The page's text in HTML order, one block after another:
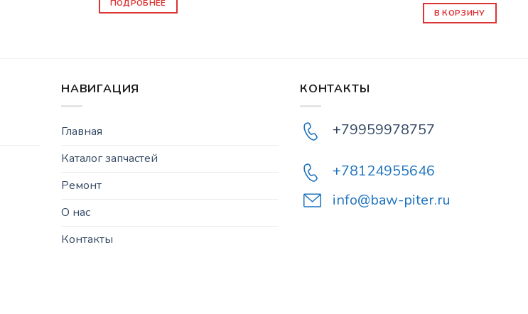
ПОДРОБНЕЕ
В КОРЗИНУ
НАВИГАЦИЯ
Главная
Каталог запчастей
Ремонт
О нас
Контакты
КОНТАКТЫ
+79959978757
+78124955646
info@baw-piter.ru